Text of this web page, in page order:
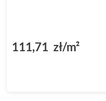
111,71 zł/m²